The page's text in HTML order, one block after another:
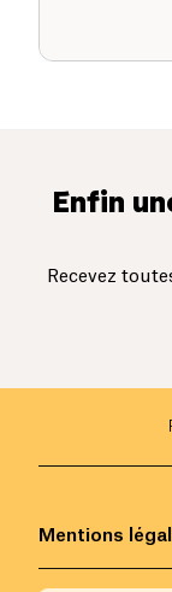
Enfin
Recevez
Mentions